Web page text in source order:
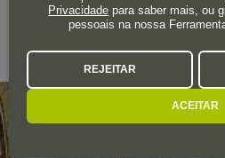
CHIVITE
Navarra
Privacidade para saber mais, ou
pessoais na nossa
REJEITAR
ACEITAR